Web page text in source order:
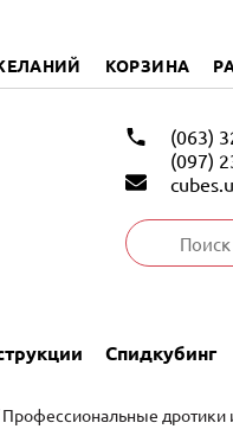
КОРЗИНА
(063)
(097)
Искать:
Спидкубинг
дротики